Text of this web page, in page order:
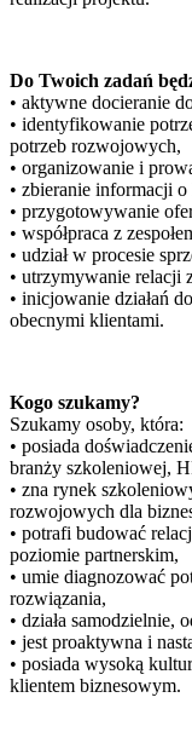
Do Twoich zadań
• aktywne docieranie
• identyfikowanie
potrzeb rozwojowych,
• organizowanie i
• zbieranie informacji
• przygotowywanie
• współpraca z
• udział w procesie
• utrzymywanie relacji
• inicjowanie działań
obecnymi klientami.
Kogo szukamy?
Szukamy osoby, która:
• posiada
branży szkoleniowej,
• zna rynek
rozwojowych dla
• potrafi budować
poziomie partnerskim,
• umie diagnozować
rozwiązania,
• działa samodzielnie,
• jest proaktywna i
• posiada wysoką
klientem biznesowym.